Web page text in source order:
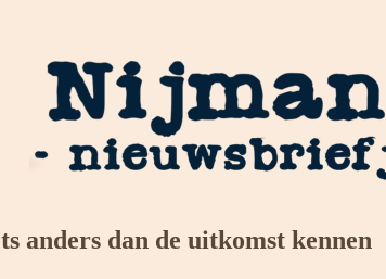
anders dan de uitkomst kennen